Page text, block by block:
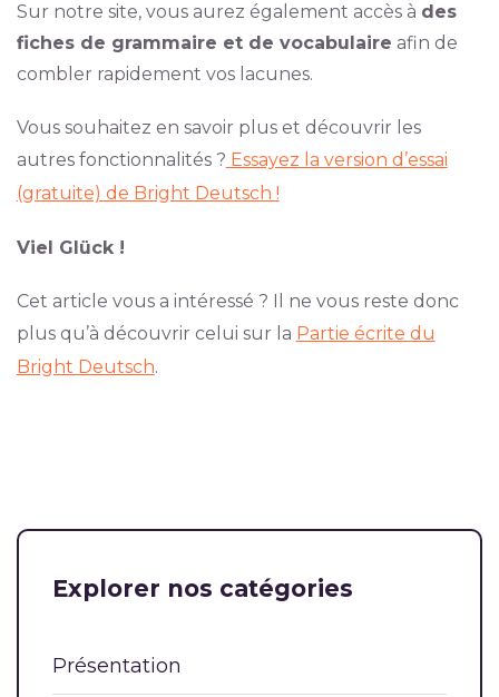
Sur notre site, vous aurez également accès à des
fiches de grammaire et de vocabulaire afin de
combler rapidement vos lacunes.
Vous souhaitez en savoir plus et découvrir les
autres fonctionnalités ? Essayez la version d’essai
(gratuite) de Bright Deutsch !
Viel Glück !
Cet article vous a intéressé ? Il ne vous reste donc
plus qu’à découvrir celui sur la Partie écrite du
Bright Deutsch.
Explorer nos catégories
Présentation